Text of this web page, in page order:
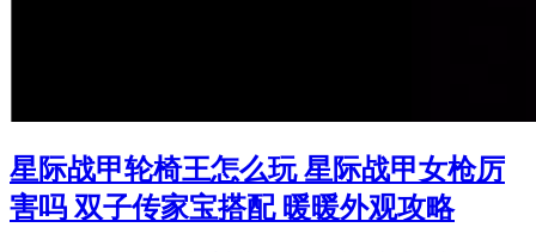
星际战甲轮椅王怎么玩 星际战甲女枪厉
害吗 双子传家宝搭配 暖暖外观攻略